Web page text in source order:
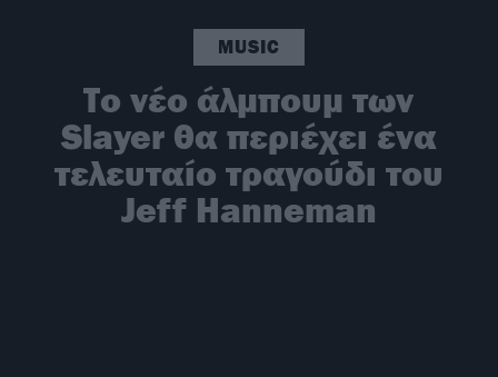
MUSIC
Το νέο άλμπουμ των
Slayer θα περιέχει ένα
τελευταίο τραγούδι του
Jeff Hanneman